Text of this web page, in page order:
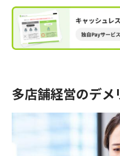
多店舗経営のデメ